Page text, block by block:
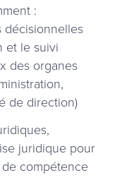
:
décisionnelles
et le suivi
des organes
de direction)
juridique pour
de compétence